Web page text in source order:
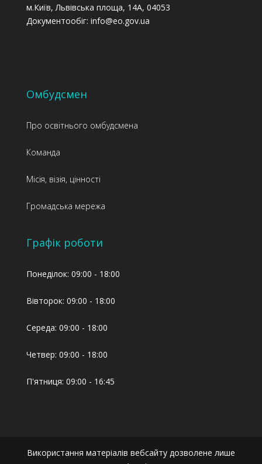
м.Київ, Львівська площа, 14А, 04053
Документообіг: info@eo.gov.ua
Омбудсмен
Про освітнього омбудсмена
Команда
Місія, візія, цінності
Громадська мережа
Графік роботи
Понеділок: 09:00 - 18:00
Вівторок: 09:00 - 18:00
Середа: 09:00 - 18:00
Четвер: 09:00 - 18:00
П'ятниця: 09:00 - 16:45
Використання матеріалів вебсайту дозволене лише